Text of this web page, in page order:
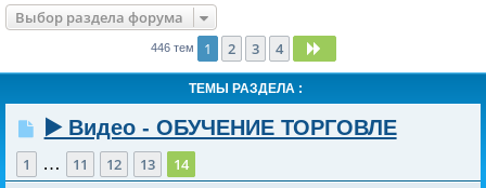
Выбор раздела форума
446 тем 1 2 3 4
ТЕМЫ РАЗДЕЛА :
▶️ Видео - ОБУЧЕНИЕ ТОРГОВЛЕ
1 … 11 12 13 14